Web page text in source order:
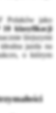
Polaków jako
10 klasyfikacji
lżejszymi
jazda na
o którym